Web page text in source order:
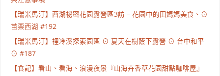
【瑞米馬汀】西湖祕密花園露營區3訪 – 花園中的田媽媽美食、⊙
苗栗西湖 #192
【瑞米馬汀】裡冷溪探索園區 ⊙ 夏天在樹蔭下露營 ⊙ 台中和平
⊙ #187
【食記】看山、看海、浪漫夜景『山海卉香草花園甜點咖啡屋』